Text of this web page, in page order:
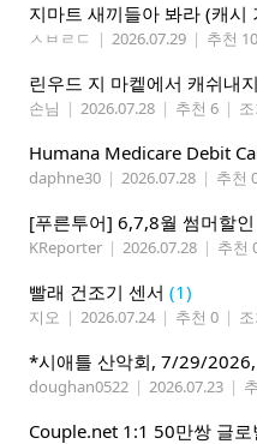
지마트 새끼들아 봐라 (캐시
ㅅㅂㄹㄷ | 2026.07.29 | 추천 10
린우드 지 마켙에서 캐쉬내
손님 | 2026.07.28 | 추천 6 |
Humana Medicare Debit
daphne30 | 2026.07.28 | 추천
[푸른투어] 6,7,8월 썸머할인
KReporter | 2026.07.28 | 추천
빨래 건조기 센서 (1)
지오 | 2026.07.24 | 추천 0 |
doughan0522 | 2026.07.23 |